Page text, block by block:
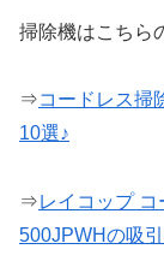
掃除機はこちら
⇒コードレス掃
10選♪
⇒レイコップ
500JPWHの吸